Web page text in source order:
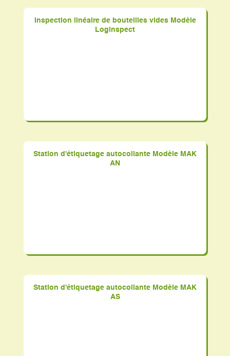
Inspection linéaire de bouteilles vides Modèle
Loginspect
Station d'étiquetage autocollante Modèle MAK
AN
Station d'étiquetage autocollante Modèle MAK
AS